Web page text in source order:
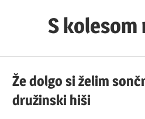
S
Že dolgo si želim
družinski hiši